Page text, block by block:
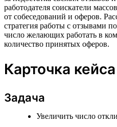
работодателя соискатели
от собеседований и оферов.
стратегия работы с отзывами
число желающих работать в
количество принятых оферов.
Карточка кейса
Задача
Увеличить число